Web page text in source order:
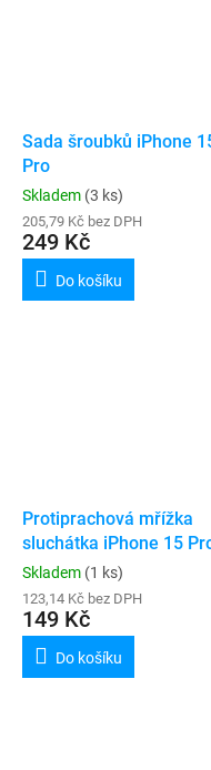
Sada šroubků iPhone
Pro
Skladem (3 ks)
205,79 Kč bez DPH
249 Kč
Do košíku
Protiprachová mřížka
sluchátka iPhone 15
15 Pro Max
Skladem (1 ks)
123,14 Kč bez DPH
149 Kč
Do košíku